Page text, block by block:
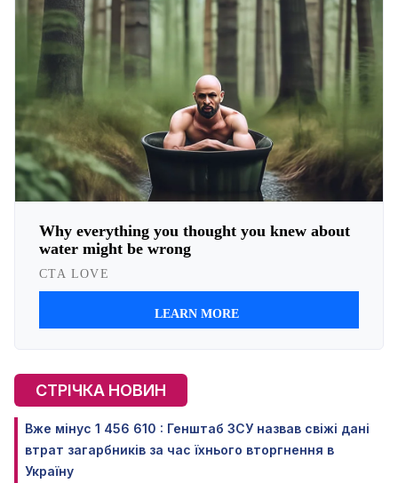
СТРІЧКА НОВИН
Вже мінус 1 456 610 : Генштаб ЗСУ назвав свіжі дані
втрат загарбників за час їхнього вторгнення в
Україну